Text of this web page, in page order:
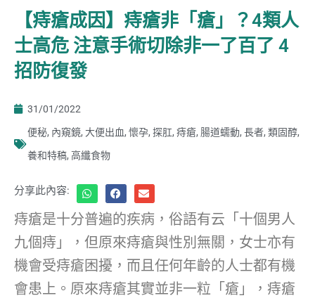
【痔瘡成因】痔瘡非「瘡」？4類人
士高危 注意手術切除非一了百了 4
招防復發
31/01/2022
便秘, 內窺鏡, 大便出血, 懷孕, 探肛, 痔瘡, 腸道蠕動, 長者, 類固醇,
養和特稿, 高纖食物
分享此內容:
痔瘡是十分普遍的疾病，俗語有云「十個男人
九個痔」，但原來痔瘡與性別無關，女士亦有
機會受痔瘡困擾，而且任何年齡的人士都有機
會患上。原來痔瘡其實並非一粒「瘡」，痔瘡